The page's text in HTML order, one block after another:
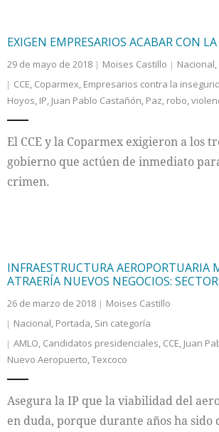
EXIGEN EMPRESARIOS ACABAR CON
29 de mayo de 2018 Moises Castillo Nacional,
CCE, Coparmex, Empresarios contra la
Hoyos, IP, Juan Pablo Castañón, Paz, robo,
El CCE y la Coparmex exigieron a los
gobierno que actúen de inmediato
crimen.
INFRAESTRUCTURA AEROPORTUARIA
ATRAERÍA NUEVOS NEGOCIOS:
26 de marzo de 2018
Moises Castillo
Nacional, Portada, Sin categoría
AMLO, Candidatos presidenciales, CCE, Juan
Nuevo Aeropuerto,Texcoco
Asegura la IP que la viabilidad del
en duda, porque durante años ha sido